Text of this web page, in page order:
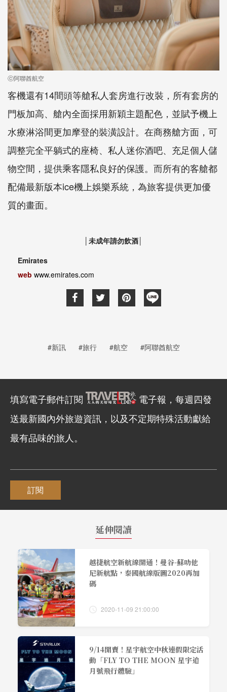
ⓒ阿聯酋航空
客機還有14間頭等艙私人套房進行改裝，所有套房的
門板加高、艙內全面採用新穎主題配色，並賦予機上
水療淋浴間更加摩登的裝潢設計。在商務艙方面，可
調整完全平躺式的座椅、私人迷你酒吧、充足個人儲
物空間，提供乘客隱私良好的保護。而所有的客艙都
配備最新版本ice機上娛樂系統，為旅客提供更加優
質的畫面。
│未成年請勿飲酒│
Emirates
web www.emirates.com
#新訊 #旅行 #航空 #阿聯酋航空
填寫電子郵件訂閱
電子報，每週四發
送最新國內外旅遊資訊，以及不定期特殊活動獻給
最有品味的旅人。
訂閱
延伸閱讀
越捷航空新航線開通！曼谷-蘇叻他
尼新航點，泰國航線版圖2020再加
碼
2020-11-09 21:00:00
9/14開賣！星宇航空中秋連假限定活
動「FLY TO THE MOON 星宇追
月號飛行體驗」